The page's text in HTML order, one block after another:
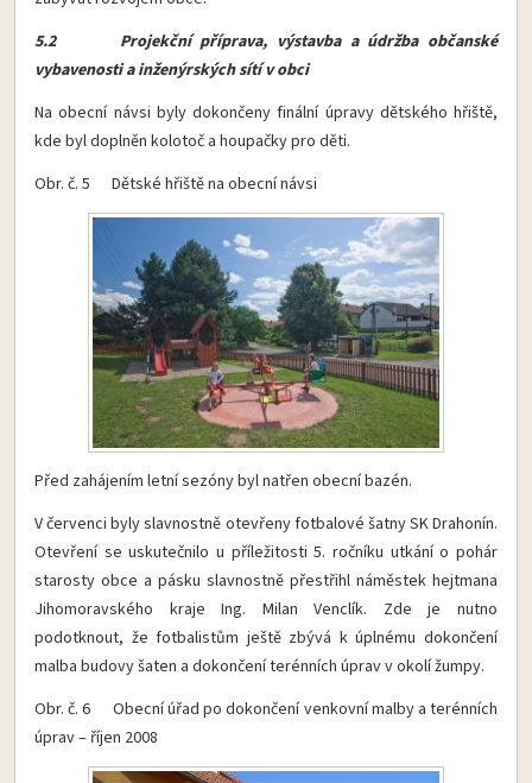
5.2 Projekční příprava, výstavba a údržba občanské
vybavenosti a inženýrských sítí v obci
Na obecní návsi byly dokončeny finální úpravy dětského hřiště,
kde byl doplněn kolotoč a houpačky pro děti.
Obr. č. 5 Dětské hřiště na obecní návsi
Před zahájením letní sezóny byl natřen obecní bazén.
V červenci byly slavnostně otevřeny fotbalové šatny SK Drahonín.
Otevření se uskutečnilo u příležitosti 5. ročníku utkání o pohár
starosty obce a pásku slavnostně přestřihl náměstek hejtmana
Jihomoravského kraje Ing. Milan Venclík. Zde je nutno
podotknout, že fotbalistům ještě zbývá k úplnému dokončení
malba budovy šaten a dokončení terénních úprav v okolí žumpy.
Obr. č. 6 Obecní úřad po dokončení venkovní malby a terénních
úprav – říjen 2008